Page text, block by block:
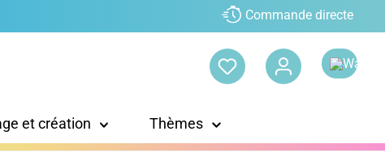
Commande directe
et création Thèmes